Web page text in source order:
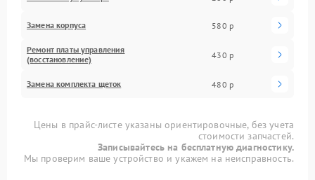
Замена корпуса 580 р
Ремонт платы управления
(восстановление)
430 р
Замена комплекта щеток 480 р
Цены в прайс-листе указаны ориентировочные, без учета
стоимости запчастей.
Записывайтесь на бесплатную диагностику.
Мы проверим ваше устройство и укажем на неисправность.